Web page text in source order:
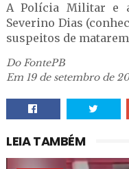
A Polícia Militar e
Severino Dias
suspeitos de
Do FontePB
Em 19 de setembro de
LEIA TAMBÉM